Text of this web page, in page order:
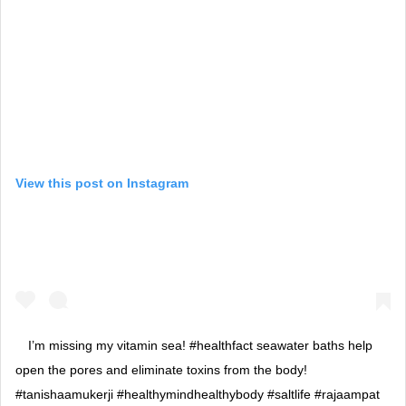
View this post on Instagram
I’m missing my vitamin sea! #healthfact seawater baths help
open the pores and eliminate toxins from the body!
#tanishaamukerji #healthymindhealthybody #saltlife #rajaampat